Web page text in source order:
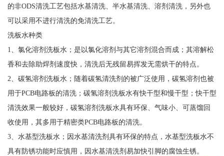
的非ODS清洗工艺包括水基清洗、半水基清洗、溶剂清洗，另外也
可以采用不进行清洗的免清洗工艺。
洗板水种类
1、氯化溶剂洗板水；是以氯化溶剂与其它溶剂混合而成；其溶解松
香和去除助焊剂速度快，清洗后无残留易挥发无需烘干的特点。
2、碳氢溶剂洗板水；随着碳氢清洗剂的被广泛使用，碳氢溶剂也被
用于PCB电路板的清洗；碳氢溶剂洗板水有快干型和慢干型；快干型
清洗效果一般较好，碳氢溶剂洗板水具有环保、气味小、可蒸馏回
收使用，其多用于精密类PCB电路板的清洗。
3、水基型洗板水；因水基清洗剂具有环保的特点，水基型洗板水不
具有防锈功能时应慎用，因水基清洗剂易加快引脚的腐蚀生锈。